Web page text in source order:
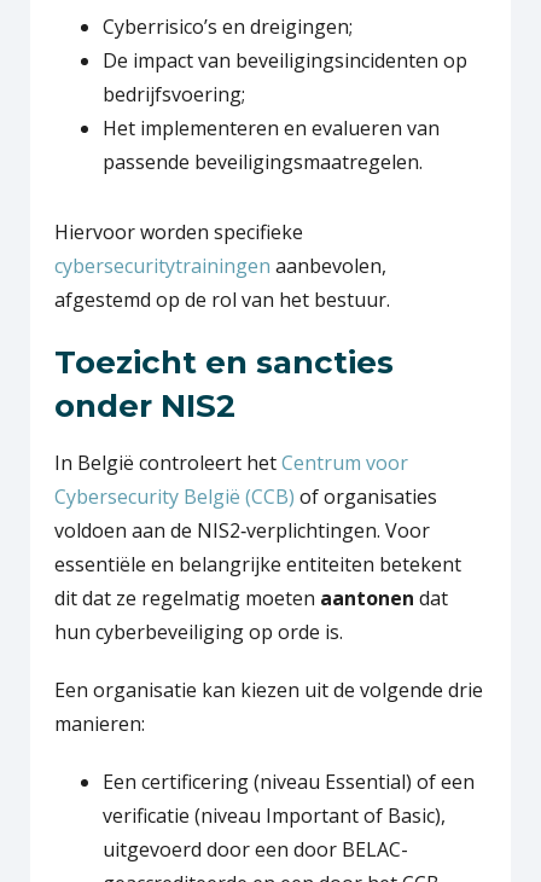
Cyberrisico’s en dreigingen;
De impact van beveiligingsincidenten op
bedrijfsvoering;
Het implementeren en evalueren van
passende beveiligingsmaatregelen.
Hiervoor worden specifieke
cybersecuritytrainingen aanbevolen,
afgestemd op de rol van het bestuur.
Toezicht en sancties
onder NIS2
In België controleert hetCentrum voor
Cybersecurity België (CCB) of organisaties
voldoen aan de NIS2‑verplichtingen. Voor
essentiële en belangrijke entiteiten betekent
dit dat ze regelmatig moeten aantonen dat
hun cyberbeveiliging op orde is.
Een organisatie kan kiezen uit de volgende drie
manieren:
Een certificering (niveau Essential) of een
verificatie (niveau Important of Basic),
uitgevoerd door een door BELAC-